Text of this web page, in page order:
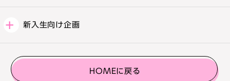
新入生向け企画
HOMEに戻る